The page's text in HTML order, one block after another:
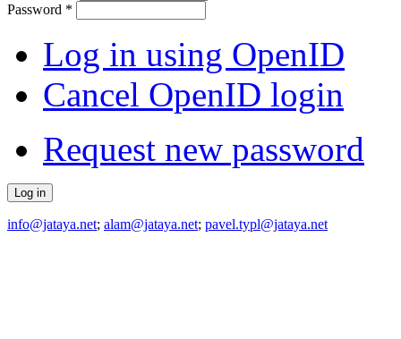
Password *
Log in using OpenID
Cancel OpenID login
Request new password
info@jataya.net; alam@jataya.net; pavel.typl@jataya.net